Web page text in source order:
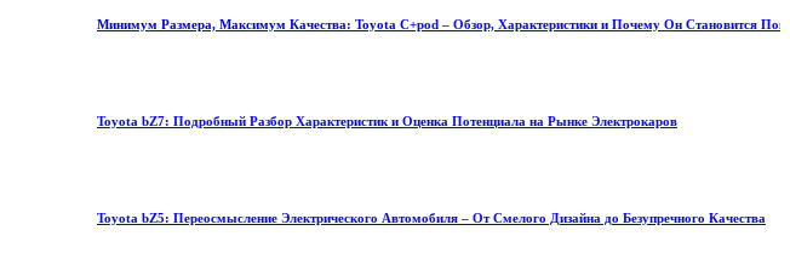
Минимум Размера, Максимум Качества: Toyota C+pod – Обзор, Характеристики и Почему Он Становится Популярным
Toyota bZ7: Подробный Разбор Характеристик и Оценка Потенциала на Рынке Электрокаров
Toyota bZ5: Переосмысление Электрического Автомобиля – От Смелого Дизайна до Безупречного Качества